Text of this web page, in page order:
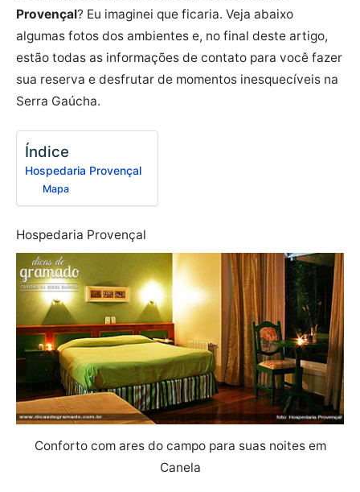
Provençal? Eu imaginei que ficaria. Veja abaixo
algumas fotos dos ambientes e, no final deste artigo,
estão todas as informações de contato para você fazer
sua reserva e desfrutar de momentos inesquecíveis na
Serra Gaúcha.
Índice
Hospedaria Provençal
Mapa
Hospedaria Provençal
Conforto com ares do campo para suas noites em
Canela